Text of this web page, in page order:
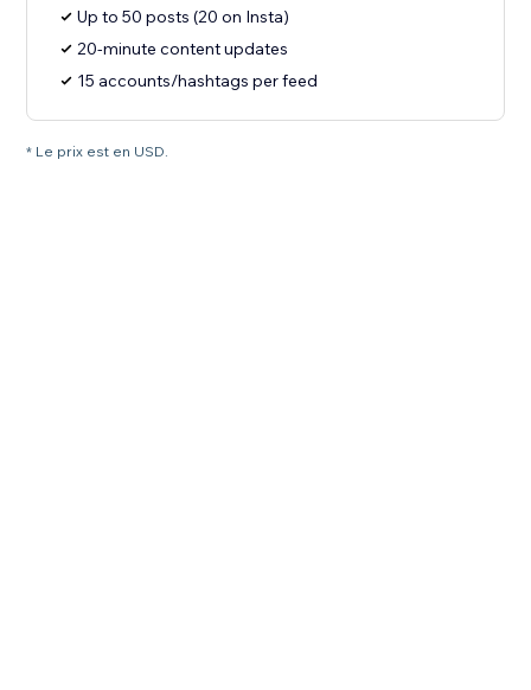
Up to 50 posts (20 on Insta)
20-minute content updates
15 accounts/hashtags per feed
* Le prix est en USD.